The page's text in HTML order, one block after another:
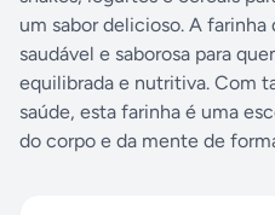
um sabor delicioso. A
saudável e saborosa para
equilibrada e nutritiva. Com
saúde, esta farinha é uma
do corpo e da mente de